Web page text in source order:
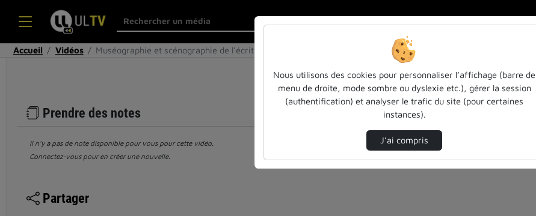
Accueil Vidéos Muséographie et scénographie de l'écrit. Jou…
Prendre des notes
Il n’y a pas de note disponible pour vous pour cette vidéo.
Connectez-vous pour en créer une nouvelle.
Partager
Nous utilisons des cookies pour personnaliser l’affichage (barre de
menu de droite, mode sombre ou dyslexie etc.), gérer la session
(authentification) et analyser le trafic du site (pour certaines
instances).
J’ai compris